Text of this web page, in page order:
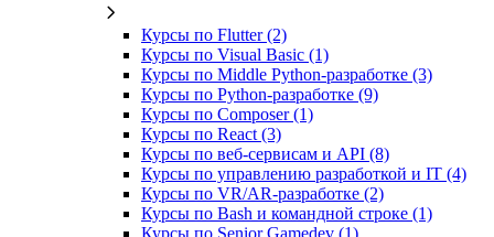
Курсы по Flutter (2)
Курсы по Visual Basic (1)
Курсы по Middle Python-разработке (3)
Курсы по Python-разработке (9)
Курсы по Composer (1)
Курсы по React (3)
Курсы по веб‑сервисам и API (8)
Курсы по управлению разработкой и IT (4)
Курсы по VR/AR‑разработке (2)
Курсы по Bash и командной строке (1)